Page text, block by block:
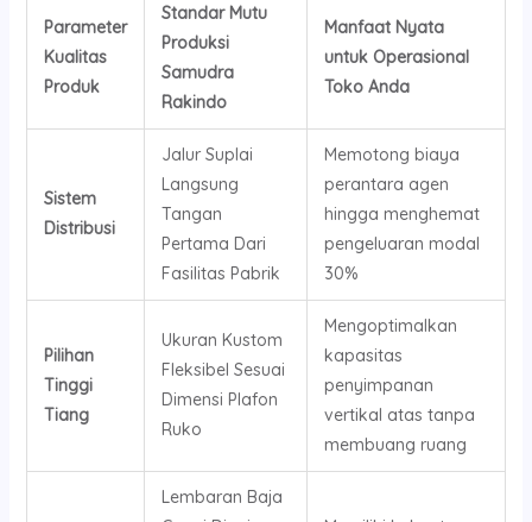
Parameter
Kualitas
Produk
Standar Mutu
Produksi
Samudra
Rakindo
Manfaat Nyata
untuk Operasional
Toko Anda
Sistem
Distribusi
Jalur Suplai
Langsung
Tangan
Pertama Dari
Fasilitas Pabrik
Memotong biaya
perantara agen
hingga menghemat
pengeluaran modal
30%
Pilihan
Tinggi
Tiang
Ukuran Kustom
Fleksibel Sesuai
Dimensi Plafon
Ruko
Mengoptimalkan
kapasitas
penyimpanan
vertikal atas tanpa
membuang ruang
Lembaran Baja